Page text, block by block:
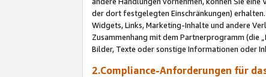
der dort festgelegten Einschränkungen)
Widgets, Links, Marketing-Inhalte und andere
Zusammenhang mit dem Partnerprogramm (die „
Bilder, Texte oder sonstige Informationen oder
2.Compliance-Anforderungen für